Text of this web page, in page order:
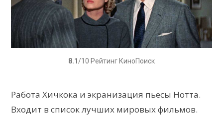
8.1 /10 Рейтинг КиноПоиск
Работа Хичкока и экранизация пьесы Нотта.
Входит в список лучших мировых фильмов.